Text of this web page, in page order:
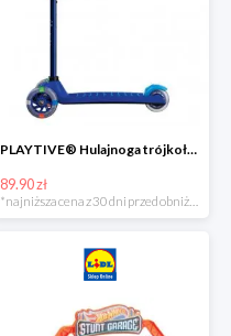
PLAYTIVE® Hulajnoga trójkołowa Tri Scooter z diodami LED
89.90 zł
*najniższa cena z 30 dni przed obniżką